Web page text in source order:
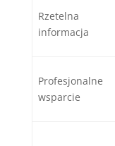
Rzetelna
informacja
Profesjonalne
wsparcie